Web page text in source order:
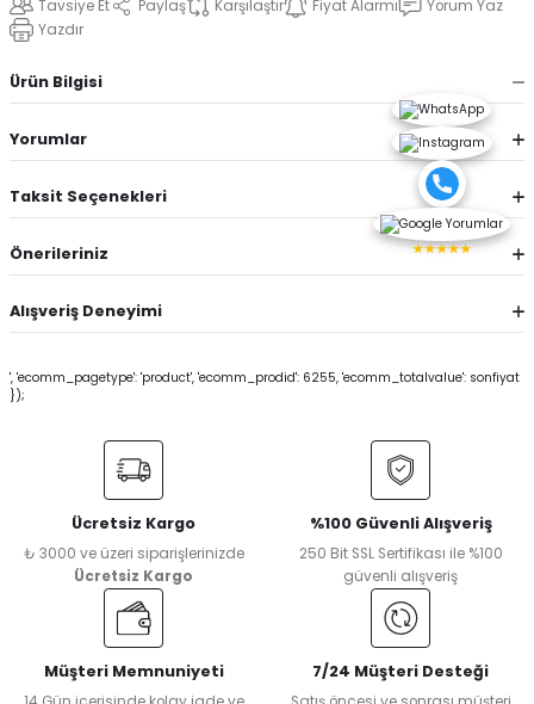
Tavsiye Et Paylaş Karşılaştır Fiyat Alarmı
Yorum Yaz
Yazdır
Ürün Bilgisi
Yorumlar
Taksit Seçenekleri
Önerileriniz
Alışveriş Deneyimi
', 'ecomm_pagetype': 'product', 'ecomm_prodid': 6255, 'ecomm_totalvalue': sonfiyat
});
Ücretsiz Kargo
₺ 3000 ve üzeri siparişlerinizde
Ücretsiz Kargo
%100 Güvenli Alışveriş
250 Bit SSL Sertifikası ile %100
güvenli alışveriş
Müşteri Memnuniyeti 7/24 Müşteri Desteği
★★★★★